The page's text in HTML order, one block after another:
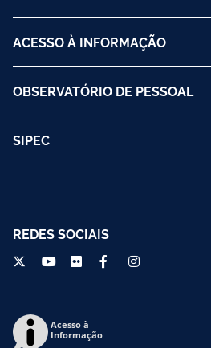
ACESSO À INFORMAÇÃO
OBSERVATÓRIO DE PESSOAL
SIPEC
REDES SOCIAIS
Acesso à
Informação